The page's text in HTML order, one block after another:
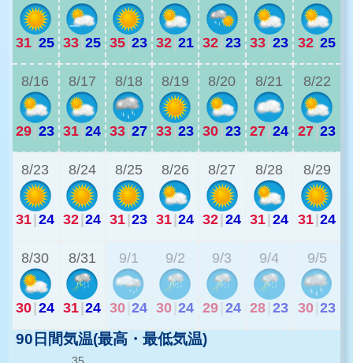
31|25 33|25 35|23 32|21 32|23 33|23 32|25
8/16
29|23
8/17
31|24
8/18
33|27
8/19
33|23
8/20
30|23
8/21
27|24
8/22
27|23
8/23
31|24
8/24
32|24
8/25
31|23
8/26
31|24
8/27
32|24
8/28
31|24
8/29
31|24
8/30
30|24
8/31
31|24
9/1
30 24
9/2
30 24
9/3
29 24
9/4
28 23
9/5
30 23
90日間気温(最高・最低気温)